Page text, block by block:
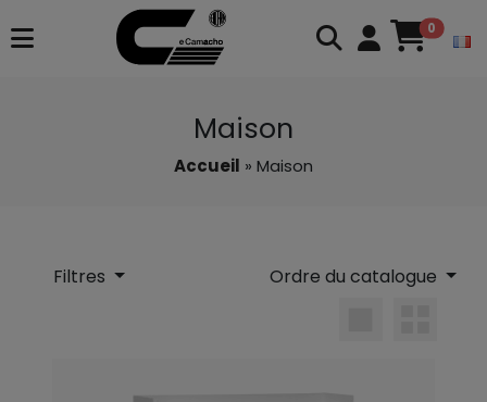
0
Maison
Accueil » Maison
Filtres Ordre du catalogue